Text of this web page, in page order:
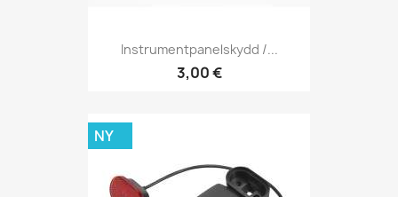
Instrumentpanelskydd /...
3,00 €
NY